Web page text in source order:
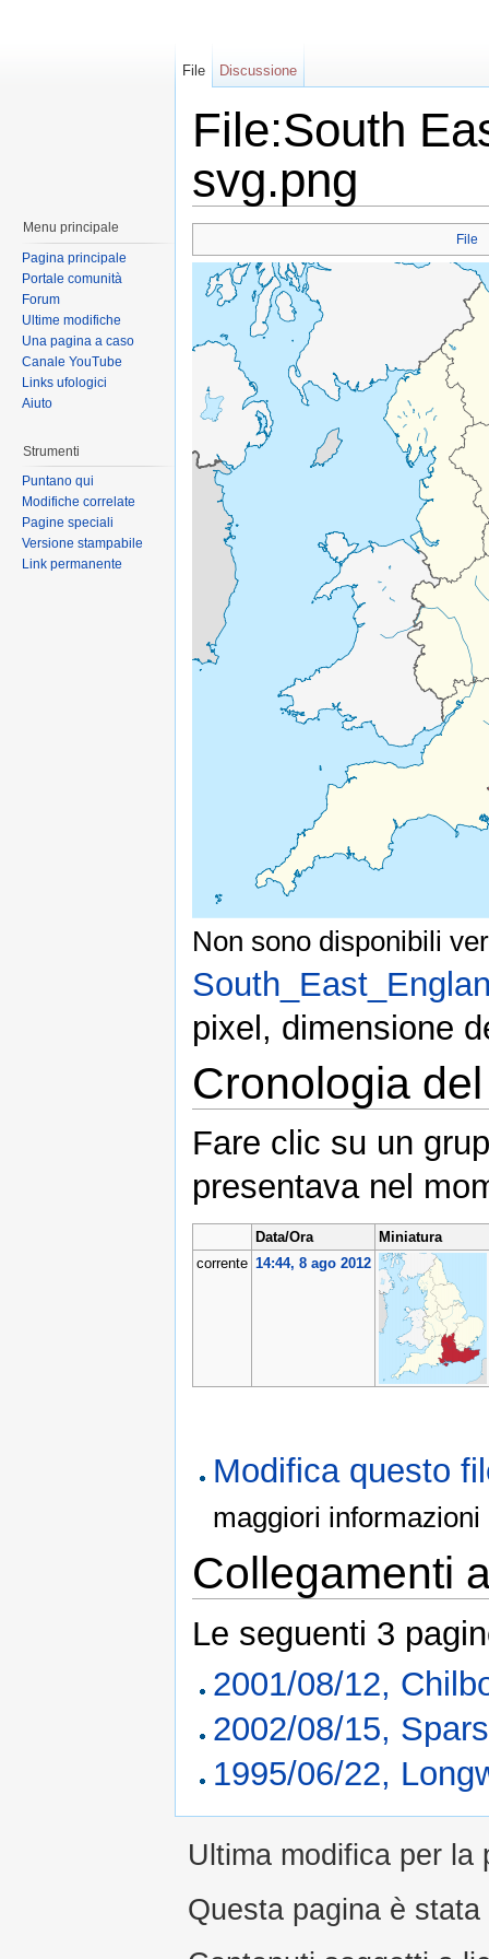
File:South
svg.png
File
Non sono disponibili
pixel, dimensione
Cronologia
Fare clic su un
presentava nel
Data/Ora
Miniatura
corrente 14:44, 8 ago 2012
Modifica questo
maggiori
Collegamenti
Le seguenti 3
2001/08/12,
2002/08/15,
1995/06/22,
File Discussione
Menu principale
Pagina principale
Portale comunità
Forum
Ultime modifiche
Una pagina a caso
Canale YouTube
Links ufologici
Aiuto
Strumenti
Puntano qui
Modifiche correlate
Pagine speciali
Versione stampabile
Link permanente
Ultima modifica per la
Questa pagina è